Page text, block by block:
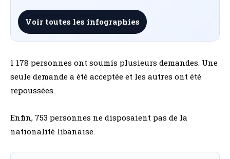
Voir toutes les infographies
1 178 personnes ont soumis plusieurs demandes. Une
seule demande a été acceptée et les autres ont été
repoussées.
Enfin, 753 personnes ne disposaient pas de la
nationalité libanaise.